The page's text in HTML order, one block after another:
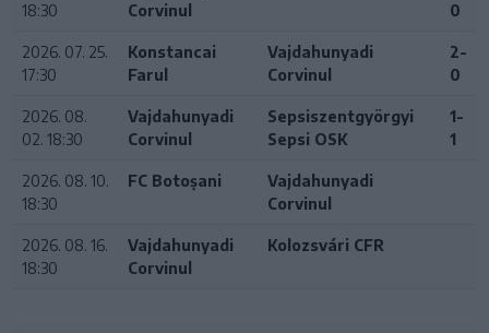
18:30
Corvinul
0
2026. 07. 25.
17:30
Konstancai
Farul
Vajdahunyadi
Corvinul
2-
0
2026. 08.
02. 18:30
Vajdahunyadi
Corvinul
Sepsiszentgyörgyi
Sepsi OSK
1-
1
2026. 08. 10.
18:30
FC Botoșani
Vajdahunyadi
Corvinul
2026. 08. 16.
18:30
Vajdahunyadi
Corvinul
Kolozsvári CFR